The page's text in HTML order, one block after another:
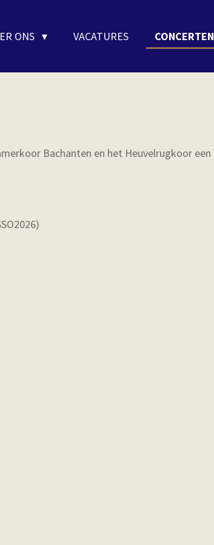
ONS VACATURES CONCERTEN
Bachanten en het Heuvelrugkoor een